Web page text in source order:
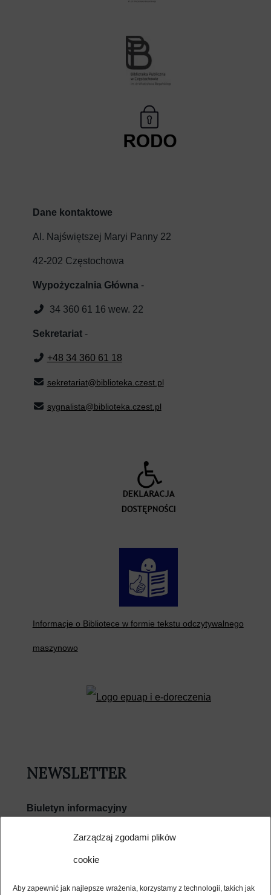
Zarządzaj zgodami plików
cookie
Aby zapewnić jak najlepsze wrażenia, korzystamy z technologii, takich jak
Dane kontaktowe
Al. Najświętszej Maryi Panny 22
42-202 Częstochowa
Wypożyczalnia Główna-
34 360 61 16 wew. 22
Sekretariat-
+48 34 360 61 18
sekretariat@biblioteka.czest.pl
sygnalista@biblioteka.czest.pl
Informacje o Bibliotece w formie tekstu odczytywalnego
maszynowo
NEWSLETTER
Biuletyn informacyjny
osobowych w związku z usługą Newsletter i potwierdzam